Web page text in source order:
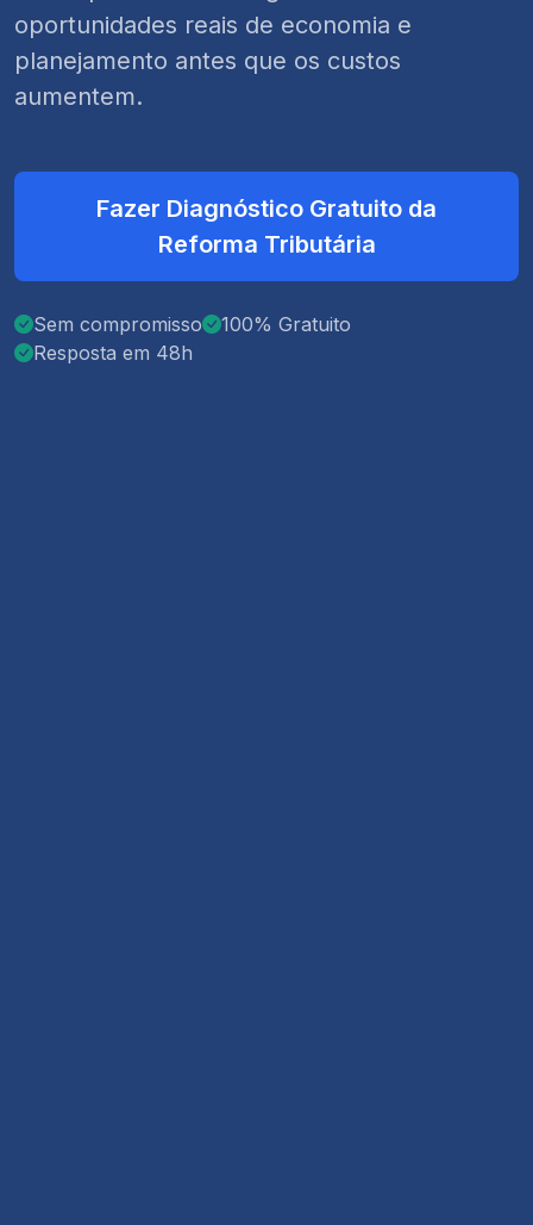
oportunidades reais de economia e
planejamento antes que os custos
aumentem.
Fazer Diagnóstico Gratuito da
Reforma Tributária
Sem compromisso
100% Gratuito
Resposta em 48h